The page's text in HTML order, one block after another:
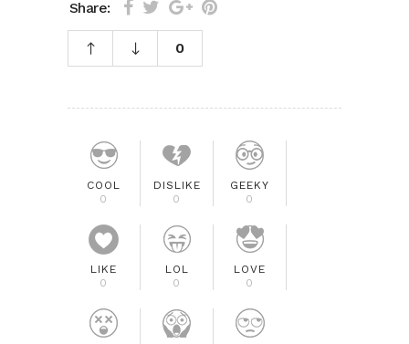
Share:
0
COOL
0
DISLIKE
0
GEEKY
0
LIKE
0
LOL
0
LOVE
0